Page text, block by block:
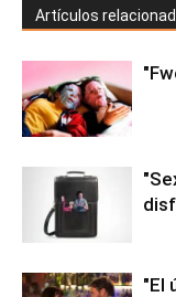
Artículos
"El